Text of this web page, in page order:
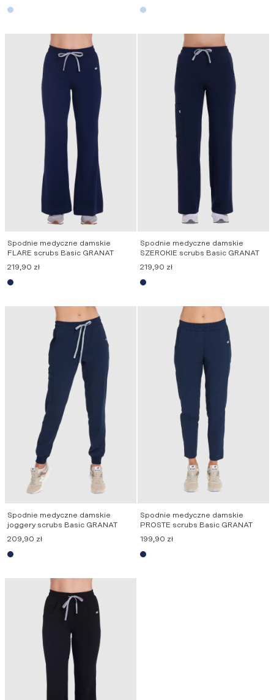
Spodnie medyczne damskie
FLARE scrubs Basic GRANAT
219,90 zł
Spodnie medyczne damskie
SZEROKIE scrubs Basic GRANAT
219,90 zł
Spodnie medyczne damskie
joggery scrubs Basic GRANAT
209,90 zł
Spodnie medyczne damskie
PROSTE scrubs Basic GRANAT
199,90 zł